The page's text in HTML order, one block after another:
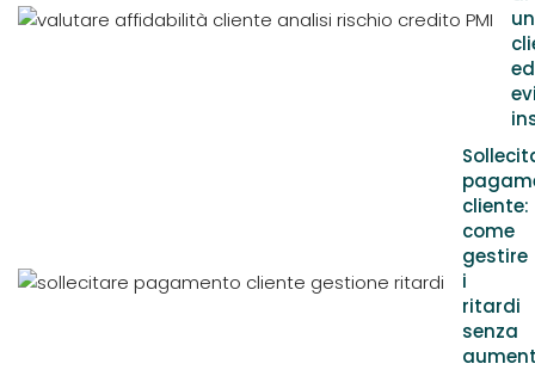
un
ed
cliente:
come
gestire
i
ritardi
senza